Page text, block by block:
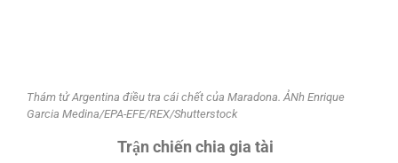
Thám tử Argentina điều tra cái chết của Maradona. ẢNh Enrique
Garcia Medina/EPA-EFE/REX/Shutterstock
Trận chiến chia gia tài